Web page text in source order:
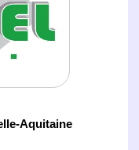
Aquitaine